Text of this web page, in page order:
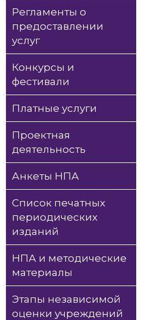
Регламенты о
предоставлении
услуг
Конкурсы и
фестивали
Платные услуги
Проектная
деятельность
Анкеты НПА
Список печатных
периодических
изданий
НПА и методические
материалы
Этапы независимой
оценки учреждений